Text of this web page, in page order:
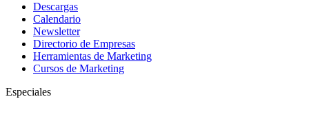
Descargas
Calendario
Newsletter
Directorio de Empresas
Herramientas de Marketing
Cursos de Marketing
Especiales